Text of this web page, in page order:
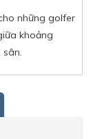
những golfer
khoảng
sân.